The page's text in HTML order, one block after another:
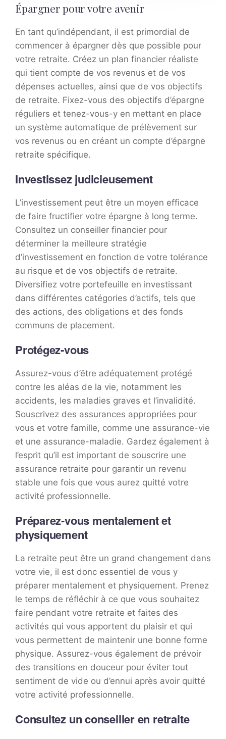
Épargner pour votre avenir
En tant qu’indépendant, il est primordial de
commencer à épargner dès que possible pour
votre retraite. Créez un plan financier réaliste
qui tient compte de vos revenus et de vos
dépenses actuelles, ainsi que de vos objectifs
de retraite. Fixez-vous des objectifs d’épargne
réguliers et tenez-vous-y en mettant en place
un système automatique de prélèvement sur
vos revenus ou en créant un compte d’épargne
retraite spécifique.
Investissez judicieusement
L’investissement peut être un moyen efficace
de faire fructifier votre épargne à long terme.
Consultez un conseiller financier pour
déterminer la meilleure stratégie
d’investissement en fonction de votre tolérance
au risque et de vos objectifs de retraite.
Diversifiez votre portefeuille en investissant
dans différentes catégories d’actifs, tels que
des actions, des obligations et des fonds
communs de placement.
Protégez-vous
Assurez-vous d’être adéquatement protégé
contre les aléas de la vie, notamment les
accidents, les maladies graves et l’invalidité.
Souscrivez des assurances appropriées pour
vous et votre famille, comme une assurance-vie
et une assurance-maladie. Gardez également à
l’esprit qu’il est important de souscrire une
assurance retraite pour garantir un revenu
stable une fois que vous aurez quitté votre
activité professionnelle.
Préparez-vous mentalement et
physiquement
La retraite peut être un grand changement dans
votre vie, il est donc essentiel de vous y
préparer mentalement et physiquement. Prenez
le temps de réfléchir à ce que vous souhaitez
faire pendant votre retraite et faites des
activités qui vous apportent du plaisir et qui
vous permettent de maintenir une bonne forme
physique. Assurez-vous également de prévoir
des transitions en douceur pour éviter tout
sentiment de vide ou d’ennui après avoir quitté
votre activité professionnelle.
Consultez un conseiller en retraite